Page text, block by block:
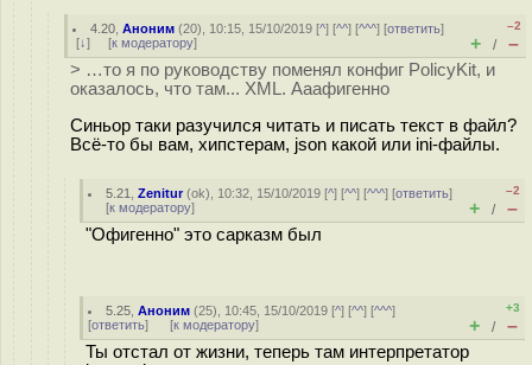
4.20 ,Аноним (20), 10:15, 15/10/2019 [^] [^^] [^^^] [ответить]
[↓] [к модератору]
–2
+ / –
> …то я по руководству поменял конфиг PolicyKit, и
оказалось, что там... XML. Ааафигенно
Синьор таки разучился читать и писать текст в файл?
Всё-то бы вам, хипстерам, json какой или ini-файлы.
5.21 ,Zenitur(ok), 10:32, 15/10/2019 [^] [^^] [^^^] [ответить]
[к модератору]
–2
+ / –
"Офигенно" это сарказм был
5.25 ,Аноним (25), 10:45, 15/10/2019 [^] [^^] [^^^]
[ответить] [к модератору]
+3
+ / –
Ты отстал от жизни, теперь там интерпретатор